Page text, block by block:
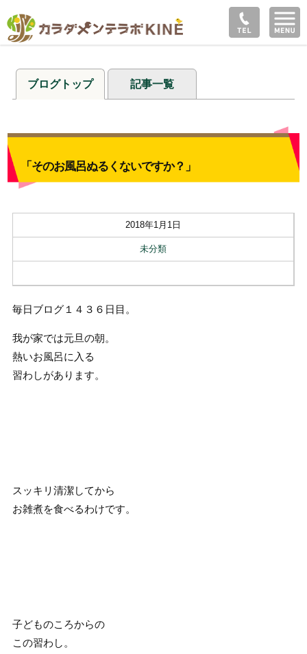
ブログトップ 記事一覧
「そのお風呂ぬるくないですか？」
2018年1月1日
未分類
毎日ブログ１４３６日目。
我が家では元旦の朝。
熱いお風呂に入る
習わしがあります。
スッキリ清潔してから
お雑煮を食べるわけです。
子どものころからの
この習わし。